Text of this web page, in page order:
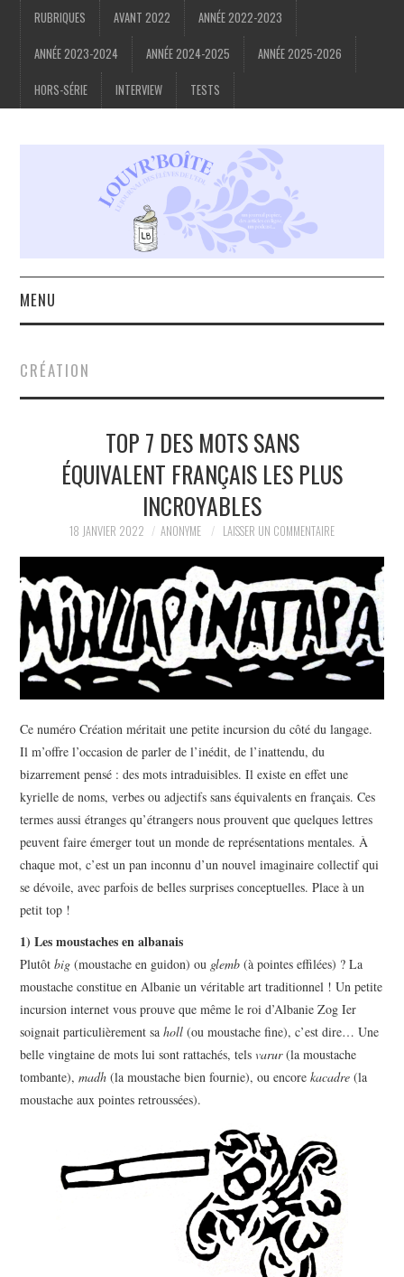
RUBRIQUES AVANT 2022 ANNÉE 2022-2023
ANNÉE 2023-2024 ANNÉE 2024-2025 ANNÉE 2025-2026
HORS-SÉRIE INTERVIEW TESTS
MENU
LA RÉDACTION
LE JOURNAL
CRÉATION
TOP 7 DES MOTS SANS
ÉQUIVALENT FRANÇAIS LES PLUS
INCROYABLES
18 JANVIER 2022 ANONYME LAISSER UN COMMENTAIRE
Ce numéro Création méritait une petite incursion du côté du langage.
Il m’offre l’occasion de parler de l’inédit, de l’inattendu, du
bizarrement pensé : des mots intraduisibles. Il existe en effet une
kyrielle de noms, verbes ou adjectifs sans équivalents en français. Ces
termes aussi étranges qu’étrangers nous prouvent que quelques lettres
peuvent faire émerger tout un monde de représentations mentales. À
chaque mot, c’est un pan inconnu d’un nouvel imaginaire collectif qui
se dévoile, avec parfois de belles surprises conceptuelles. Place à un
petit top !
1) Les moustaches en albanais
Plutôtbig (moustache en guidon) ou glemb (à pointes effilées) ? La
moustache constitue en Albanie un véritable art traditionnel ! Un petite
incursion internet vous prouve que même le roi d’Albanie Zog Ier
soignait particulièrement saholl (ou moustache fine), c’est dire… Une
belle vingtaine de mots lui sont rattachés, telsvarur(la moustache
tombante),madh (la moustache bien fournie), ou encorekacadre (la
moustache aux pointes retroussées).